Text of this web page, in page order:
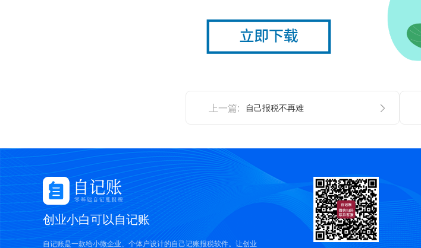
上一篇: 自己报税不再难
创业小白可以自记账
自记账是一款给小微企业、个体户设计的自己记账报税软件。让创业